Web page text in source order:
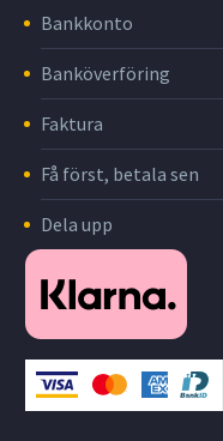
Bankkonto
Banköverföring
Faktura
Få först, betala sen
Dela upp